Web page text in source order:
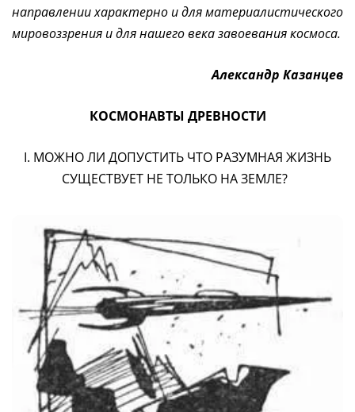
направлении характерно и для материалистического
мировоззрения и для нашего века завоевания космоса.
Александр Казанцев
КОСМОНАВТЫ ДРЕВНОСТИ
I. МОЖНО ЛИ ДОПУСТИТЬ ЧТО РАЗУМНАЯ ЖИЗНЬ
СУЩЕСТВУЕТ НЕ ТОЛЬКО НА ЗЕМЛЕ?